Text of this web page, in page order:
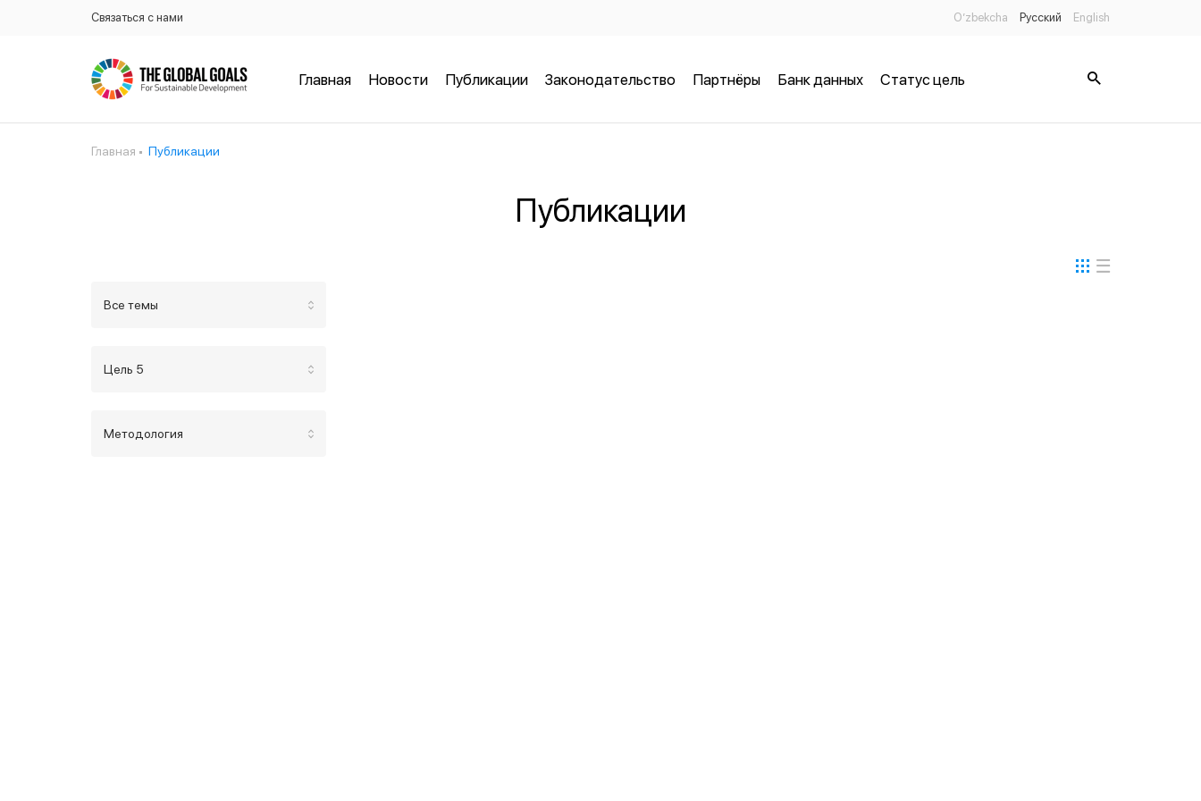
Связаться с нами O’zbekcha Русский English
Главная Новости Публикации Законодательство Партнёры Банк данных Статус цель
Главная Публикации
Публикации
Все темы
Цель 5
Методология